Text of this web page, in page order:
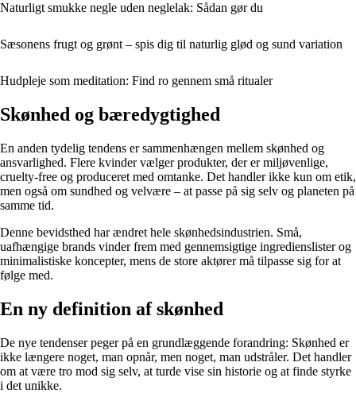
Naturligt smukke negle uden neglelak: Sådan gør du
Sæsonens frugt og grønt – spis dig til naturlig glød og sund variation
Hudpleje som meditation: Find ro gennem små ritualer
Skønhed og bæredygtighed
En anden tydelig tendens er sammenhængen mellem skønhed og
ansvarlighed. Flere kvinder vælger produkter, der er miljøvenlige,
cruelty-free og produceret med omtanke. Det handler ikke kun om etik,
men også om sundhed og velvære – at passe på sig selv og planeten på
samme tid.
Denne bevidsthed har ændret hele skønhedsindustrien. Små,
uafhængige brands vinder frem med gennemsigtige ingredienslister og
minimalistiske koncepter, mens de store aktører må tilpasse sig for at
følge med.
En ny definition af skønhed
De nye tendenser peger på en grundlæggende forandring: Skønhed er
ikke længere noget, man opnår, men noget, man udstråler. Det handler
om at være tro mod sig selv, at turde vise sin historie og at finde styrke
i det unikke.